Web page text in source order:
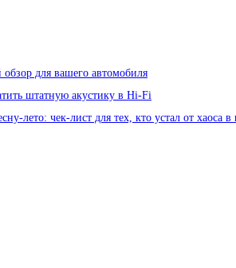
для вашего автомобиля
штатную акустику в Hi-Fi
лето: чек-лист для тех, кто устал от хаоса